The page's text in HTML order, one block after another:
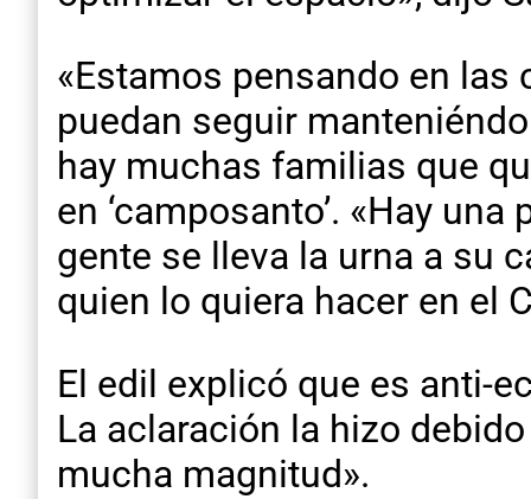
«Estamos pensando en
puedan seguir
hay muchas familias que
en ‘camposanto’. «Hay
gente se lleva la urna a su
quien lo quiera hacer en el
El edil explicó que es anti-
La aclaración la hizo
mucha magnitud».